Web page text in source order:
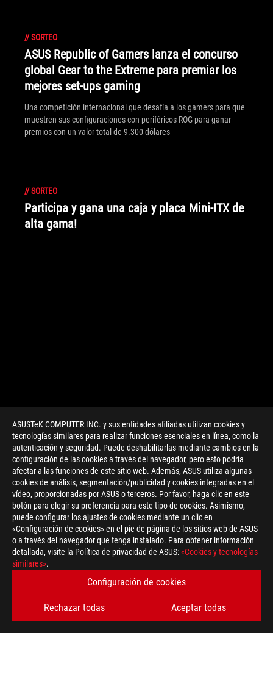
ASUSTeK COMPUTER INC. y sus entidades afiliadas utilizan cookies y
tecnologías similares para realizar funciones esenciales en línea, como la
autenticación y seguridad. Puede deshabilitarlas mediante cambios en la
configuración de las cookies a través del navegador, pero esto podría
afectar a las funciones de este sitio web. Además, ASUS utiliza algunas
cookies de análisis, segmentación/publicidad y cookies integradas en el
vídeo, proporcionadas por ASUS o terceros. Por favor, haga clic en este
botón para elegir su preferencia para este tipo de cookies. Asimismo,
puede configurar los ajustes de cookies mediante un clic en
«Configuración de cookies» en el pie de página de los sitios web de ASUS
o a través del navegador que tenga instalado. Para obtener información
detallada, visite la Política de privacidad de ASUS:«Cookies y tecnologías
similares».
Configuración de cookies
Rechazar todas Aceptar todas
//SORTEO
ASUS Republic of Gamers lanza el concurso
global Gear to the Extreme para premiar los
mejores set-ups gaming
Una competición internacional que desafía a los gamers para que
muestren sus configuraciones con periféricos ROG para ganar
premios con un valor total de 9.300 dólares
//SORTEO
Participa y gana una caja y placa Mini-ITX de
alta gama!
> GAMING SORTEO
OBTÉN LAS ÚLTIMAS OFERTAS Y MÁS